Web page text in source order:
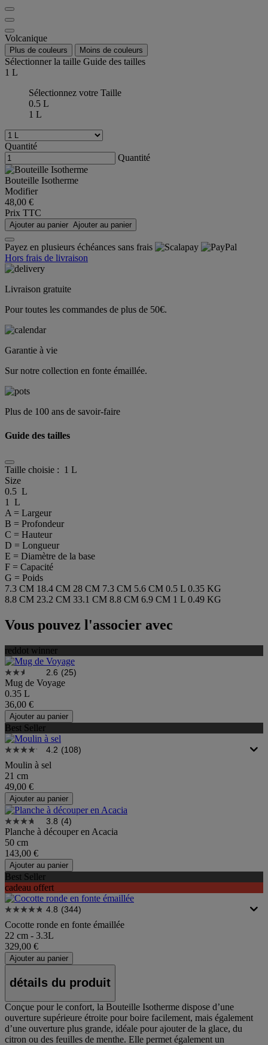
Volcanique
Plus de couleurs Moins de couleurs
Sélectionner la taille Guide des tailles
1 L
Sélectionnez votre Taille
0.5 L
1 L
Quantité
Quantité
Bouteille Isotherme
Modifier
48,00 €
Prix TTC
Ajouter au panier Ajouter au panier
Payez en plusieurs échéances sans frais
Hors frais de livraison
Livraison gratuite
Pour toutes les commandes de plus de 50€.
Garantie à vie
Sur notre collection en fonte émaillée.
Plus de 100 ans de savoir-faire
Guide des tailles
Taille choisie : 1 L
Size
0.5 L
1 L
A = Largeur
B = Profondeur
C = Hauteur
D = Longueur
E = Diamètre de la base
F = Capacité
G = Poids
7.3 CM 18.4 CM 28 CM 7.3 CM 5.6 CM 0.5 L 0.35 KG
8.8 CM 23.2 CM 33.1 CM 8.8 CM 6.9 CM 1 L 0.49 KG
Vous pouvez l'associer avec
reddot winner
2.6 (25)
Mug de Voyage
0.35 L
36,00 €
Ajouter au panier
Best Seller
4.2 (108)
Moulin à sel
21 cm
49,00 €
Ajouter au panier
3.8 (4)
Planche à découper en Acacia
50 cm
143,00 €
Ajouter au panier
Best Seller
cadeau offert
4.8 (344)
Cocotte ronde en fonte émaillée
22 cm - 3.3L
329,00 €
Ajouter au panier
détails du produit
Conçue pour le confort, la Bouteille Isotherme dispose d’une
ouverture supérieure étroite pour boire facilement, mais également
d’une ouverture plus grande, idéale pour ajouter de la glace, du
citron ou des feuilles de menthe. Elle permet également un